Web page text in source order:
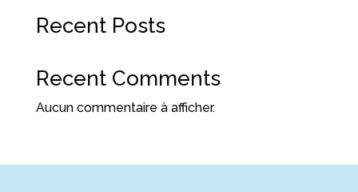
Recent Posts
Recent Comments
Aucun commentaire à afficher.